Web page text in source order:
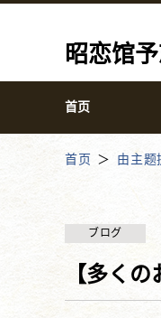
昭恋馆
首页
首页 由主题
ブログ
【多く